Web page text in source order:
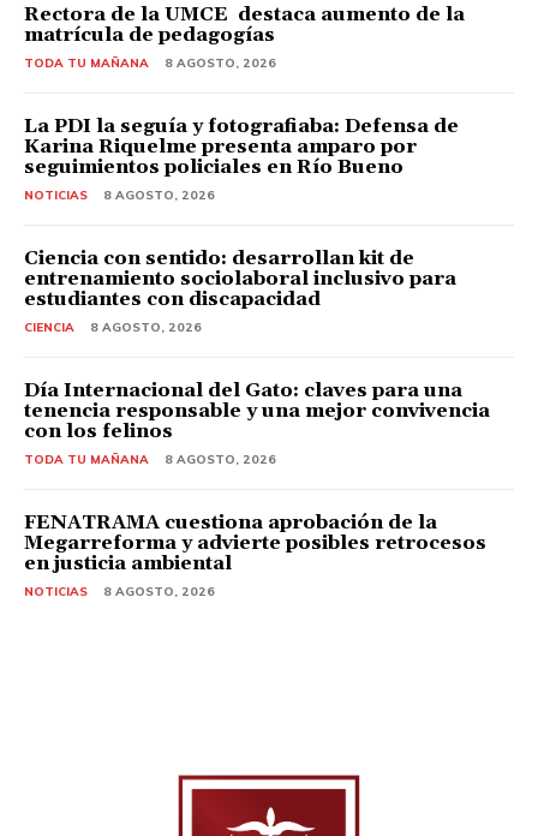
Rectora de la UMCE destaca aumento de la
matrícula de pedagogías
TODA TU MAÑANA 8 AGOSTO, 2026
La PDI la seguía y fotografiaba: Defensa de
Karina Riquelme presenta amparo por
seguimientos policiales en Río Bueno
NOTICIAS 8 AGOSTO, 2026
Ciencia con sentido: desarrollan kit de
entrenamiento sociolaboral inclusivo para
estudiantes con discapacidad
CIENCIA 8 AGOSTO, 2026
Día Internacional del Gato: claves para una
tenencia responsable y una mejor convivencia
con los felinos
TODA TU MAÑANA 8 AGOSTO, 2026
FENATRAMA cuestiona aprobación de la
Megarreforma y advierte posibles retrocesos
en justicia ambiental
NOTICIAS 8 AGOSTO, 2026